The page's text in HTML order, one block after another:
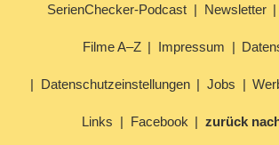
SerienChecker-Podcast Newsletter
Filme A–Z Impressum
Datenschutzeinstellungen Jobs
Links Facebook zurück